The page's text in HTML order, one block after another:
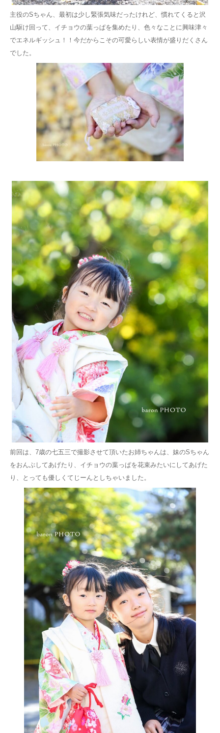
主役のSちゃん、最初は少し緊張気味だったけれど、慣れてくると沢
山駆け回って、イチョウの葉っぱを集めたり、色々なことに興味津々
でエネルギッシュ！！今だからこその可愛らしい表情が盛りだくさん
でした。
前回は、7歳の七五三で撮影させて頂いたお姉ちゃんは、妹のSちゃん
をおんぶしてあげたり、イチョウの葉っぱを花束みたいにしてあげた
り、とっても優しくてじーんとしちゃいました。